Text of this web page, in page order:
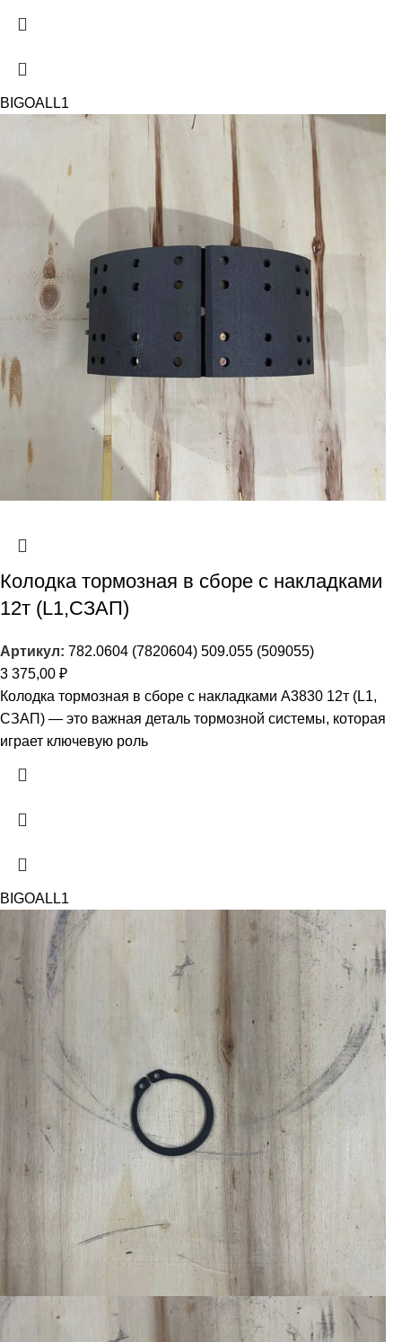
BIGOAL L1
Колодка тормозная в сборе с накладками
12т (L1,СЗАП)
Артикул: 782.0604 (7820604) 509.055 (509055)
3 375,00 ₽
Колодка тормозная в сборе с накладками A3830 12т (L1,
СЗАП) — это важная деталь тормозной системы, которая
играет ключевую роль
BIGOAL L1